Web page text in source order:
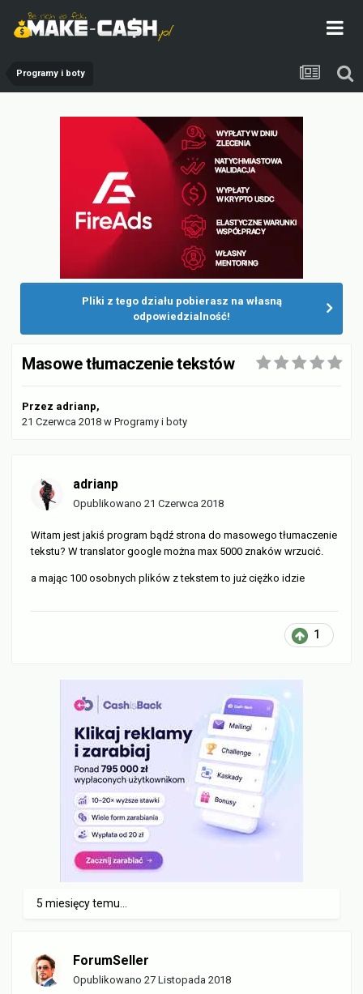
Programy i boty
Pliki z tego działu pobierasz na własną
odpowiedzialność!
Masowe tłumaczenie tekstów
Przez adrianp,
21 Czerwca 2018 w Programy i boty
adrianp
Opublikowano 21 Czerwca 2018
Witam jest jakiś program bądź strona do masowego tłumaczenie
tekstu? W translator google można max 5000 znaków wrzucić.
a mając 100 osobnych plików z tekstem to już ciężko idzie
1
5 miesięcy temu...
ForumSeller
Opublikowano 27 Listopada 2018